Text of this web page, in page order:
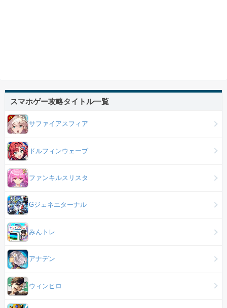
スマホゲー攻略タイトル一覧
サファイアスフィア
ドルフィンウェーブ
ファンキルスリスタ
Gジェネエターナル
みんトレ
アナデン
ウィンヒロ